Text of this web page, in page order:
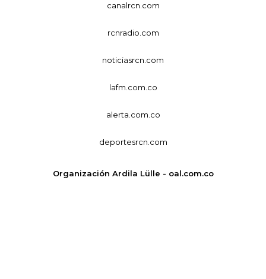
canalrcn.com
rcnradio.com
noticiasrcn.com
lafm.com.co
alerta.com.co
deportesrcn.com
Organización Ardila Lülle - oal.com.co